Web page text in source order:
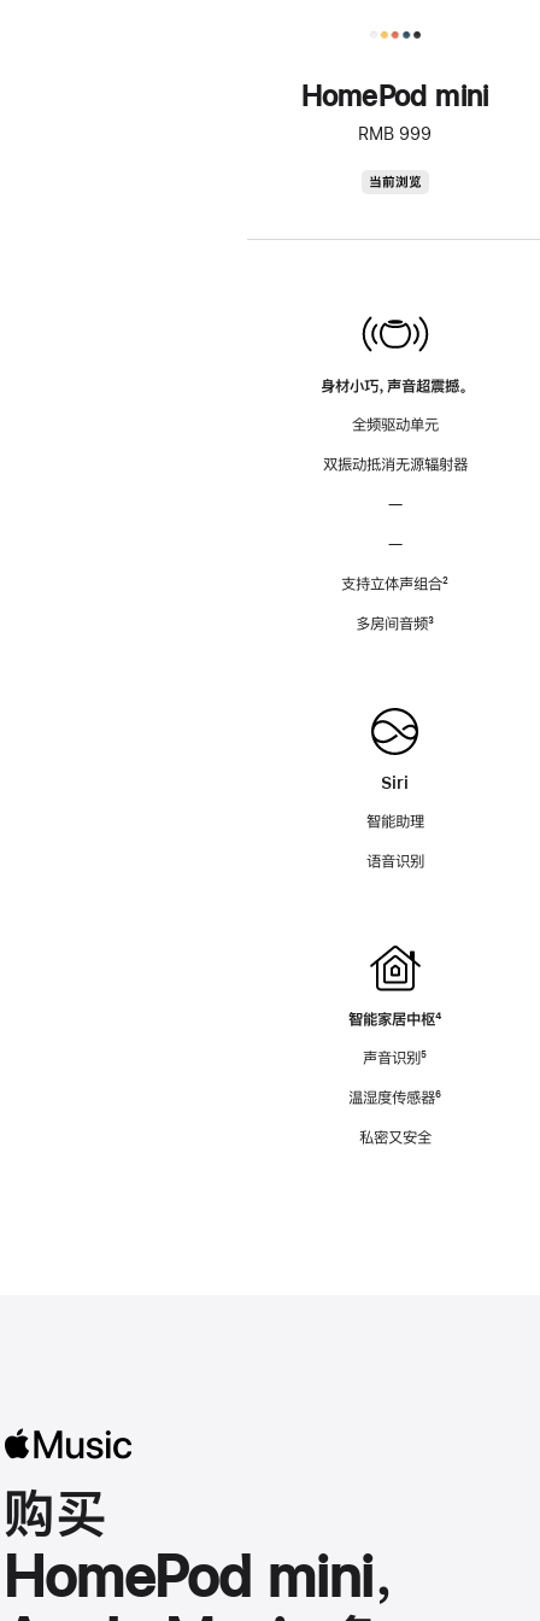
HomePod mini
RMB 999
当前浏览
身材小巧，声音超震撼。
全频驱动单元
双振动抵消无源辐射器
—
—
支持立体声组合脚
²
多房间音频脚
³
Siri
智能助理
语音识别
智能家居中枢脚
⁴
声音识别脚
⁵
温湿度传感器脚
⁶
私密又安全
购买
HomePod mini，